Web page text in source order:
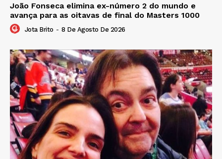
João Fonseca elimina ex-número 2 do mundo e
avança para as oitavas de final do Masters 1000
Jota Brito - 8 De Agosto De 2026